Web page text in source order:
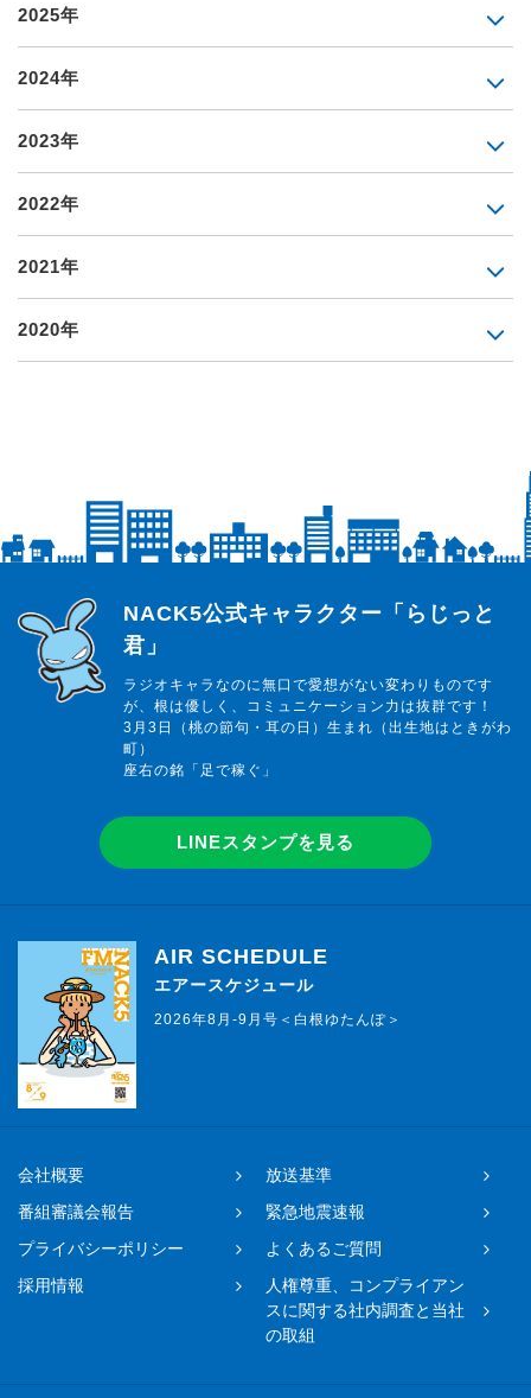
2025年
2024年
2023年
2022年
2021年
2020年
らじっと君
NACK5公式キャラクター「らじっと
君」
ラジオキャラなのに無口で愛想がない変わりものです
が、根は優しく、コミュニケーション力は抜群です！
3月3日（桃の節句・耳の日）生まれ（出生地はときがわ
町）
座右の銘「足で稼ぐ」
LINEスタンプを見る
AIR SCHEDULE
エアースケジュール
2026年8月-9月号＜白根ゆたんぽ＞
会社概要
放送基準
番組審議会報告
緊急地震速報
プライバシーポリシー
よくあるご質問
採用情報
人権尊重、コンプライアン
スに関する社内調査と当社
の取組